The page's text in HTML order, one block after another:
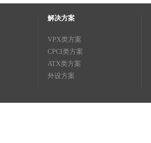
解决方案
VPX类方案
CPCI类方案
ATX类方案
外设方案